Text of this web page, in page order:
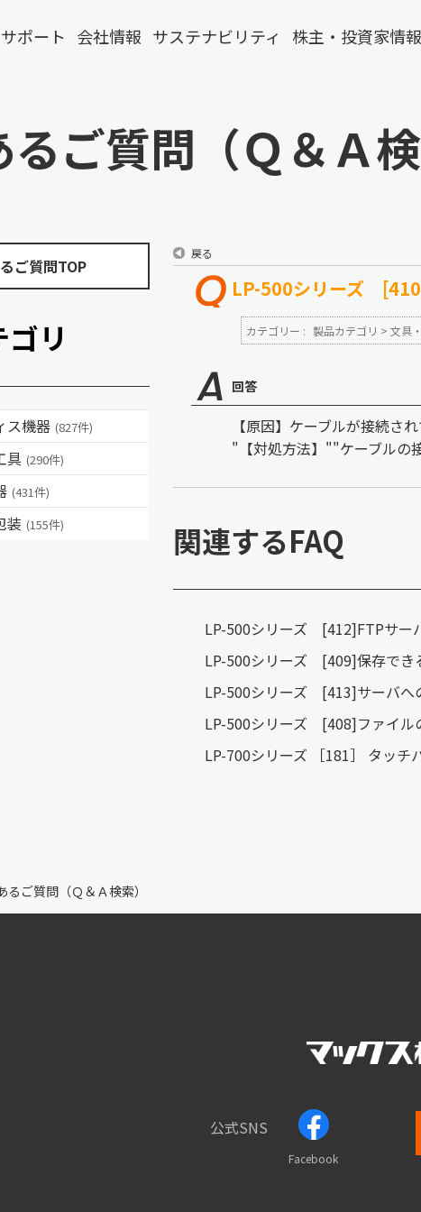
サポート 会社情報 サステナビリティ 株主・投資家情報
ご質問（Ｑ＆Ａ検
ご質問TOP
リ
ス機器 (827件)
具 (290件)
(431件)
装 (155件)
戻る
LP-500シリーズ [410]
カテゴリー : 製品カテゴリ > 文具
回答
【原因】ケーブルが接続さ
"【対処方法】""ケーブルの
関連するFAQ
LP-500シリーズ [412]FTPサー
LP-500シリーズ [409]保存でき
LP-500シリーズ [413]サーバへ
LP-500シリーズ [408]ファイル
LP-700シリーズ ［181］ タッチ
るご質問（Ｑ＆Ａ検索）
公式SNS
Facebook